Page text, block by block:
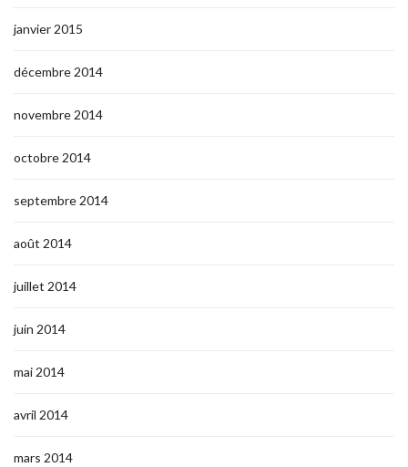
janvier 2015
décembre 2014
novembre 2014
octobre 2014
septembre 2014
août 2014
juillet 2014
juin 2014
mai 2014
avril 2014
mars 2014